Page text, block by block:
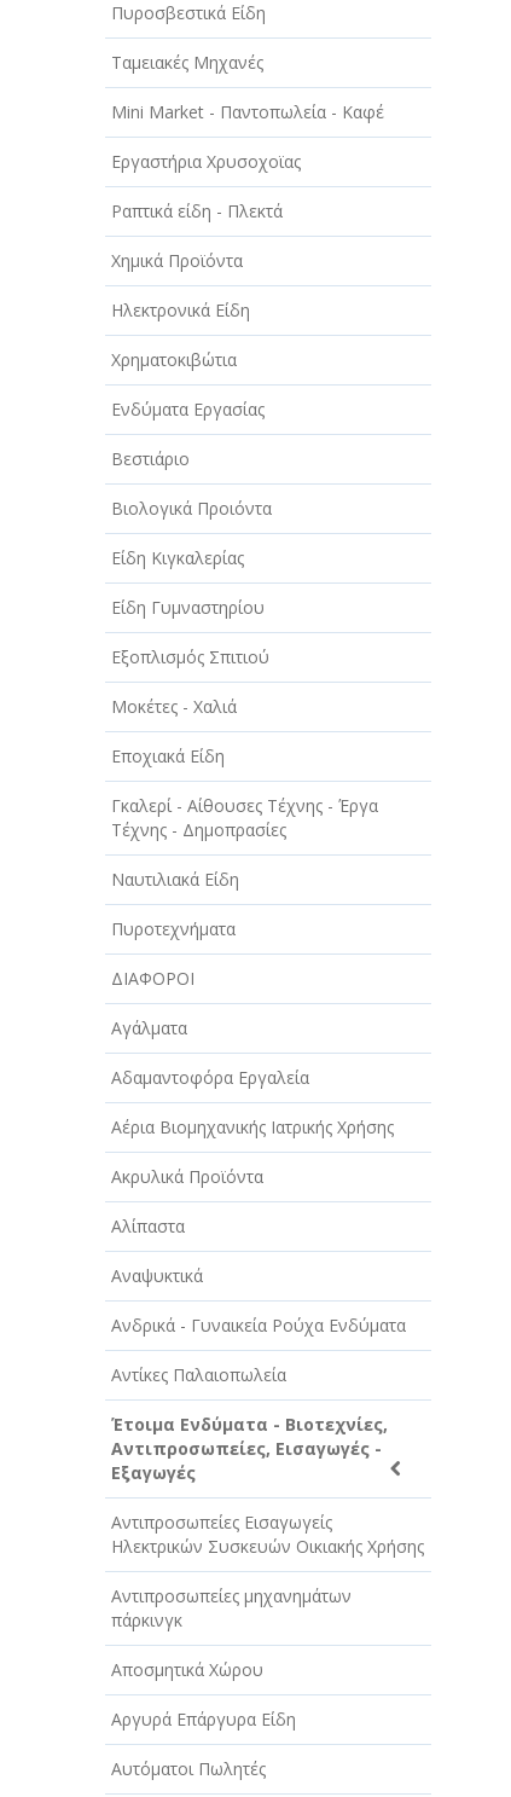
Πυροσβεστικά Είδη
Ταμειακές Μηχανές
Mini Market - Παντοπωλεία - Καφέ
Εργαστήρια Χρυσοχοϊας
Ραπτικά είδη - Πλεκτά
Χημικά Προϊόντα
Ηλεκτρονικά Είδη
Χρηματοκιβώτια
Ενδύματα Εργασίας
Βεστιάριο
Βιολογικά Προιόντα
Είδη Κιγκαλερίας
Είδη Γυμναστηρίου
Εξοπλισμός Σπιτιού
Μοκέτες - Χαλιά
Εποχιακά Είδη
Γκαλερί - Αίθουσες Τέχνης - Έργα
Τέχνης - Δημοπρασίες
Ναυτιλιακά Είδη
Πυροτεχνήματα
ΔΙΑΦΟΡΟΙ
Αγάλματα
Αδαμαντοφόρα Εργαλεία
Αέρια Βιομηχανικής Ιατρικής Χρήσης
Ακρυλικά Προϊόντα
Αλίπαστα
Αναψυκτικά
Ανδρικά - Γυναικεία Ρούχα Ενδύματα
Αντίκες Παλαιοπωλεία
Έτοιμα Ενδύματα - Βιοτεχνίες,
Αντιπροσωπείες, Εισαγωγές -
Εξαγωγές
Αντιπροσωπείες Εισαγωγείς
Ηλεκτρικών Συσκευών Οικιακής Χρήσης
Αντιπροσωπείες μηχανημάτων
πάρκινγκ
Αποσμητικά Χώρου
Αργυρά Επάργυρα Είδη
Αυτόματοι Πωλητές